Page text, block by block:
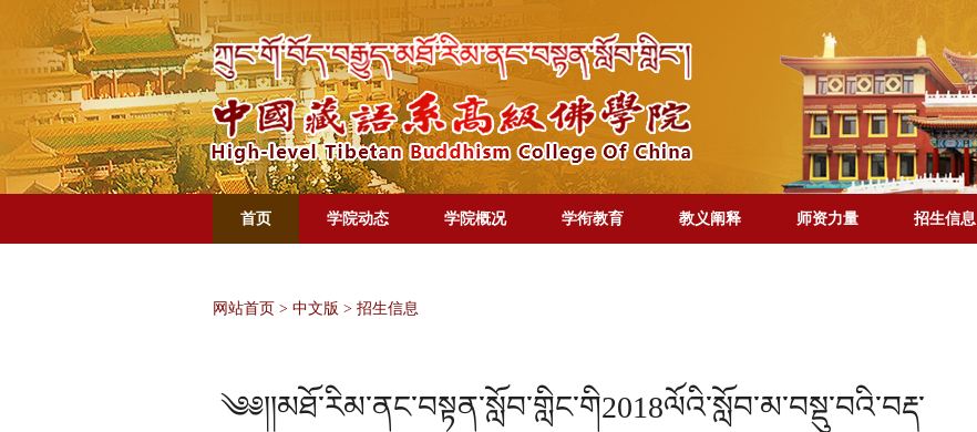
首页 学院动态 学院概况 学衔教育 教义阐释 师资力量 招生信息
网站首页 > 中文版 > 招生信息
༄༅།།མཐོ་རིམ་ནང་བསྟན་སློབ་གླིང་གི2018ལོའི་སློབ་མ་བསྡུ་བའི་བརྡ་